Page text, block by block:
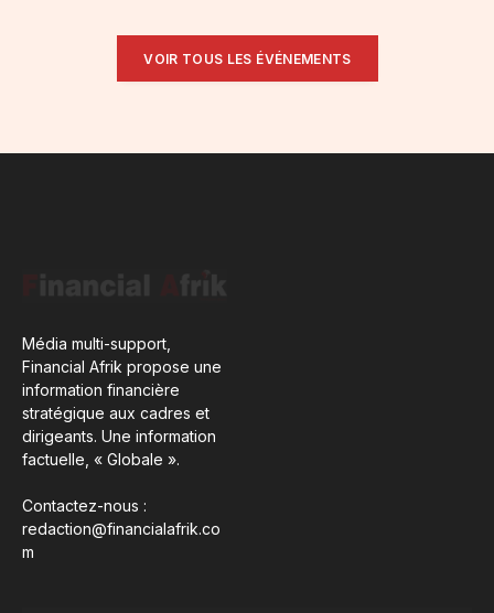
VOIR TOUS LES ÉVÉNEMENTS
Média multi-support,
Financial Afrik propose une
information financière
stratégique aux cadres et
dirigeants. Une information
factuelle, « Globale ».
Contactez-nous :
redaction@financialafrik.co
m